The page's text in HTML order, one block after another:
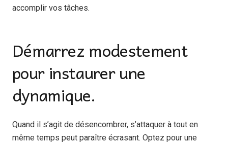
accomplir vos tâches.
Démarrez modestement
pour instaurer une
dynamique.
Quand il s’agit de désencombrer, s’attaquer à tout en
même temps peut paraître écrasant. Optez pour une